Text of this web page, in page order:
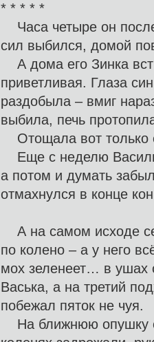
* * * * *
Часа четыре он
сил выбился, домой
А дома его Зинка
приветливая. Глаза
раздобыла – вмиг
выбила, печь
Отощала вот только
Еще с неделю
а потом и думать
отмахнулся в конце
А на самом исходе
по колено – а у него
мох зеленеет… в ушах
Васька, а на третий
побежал пяток не чуя.
На ближнюю опушку